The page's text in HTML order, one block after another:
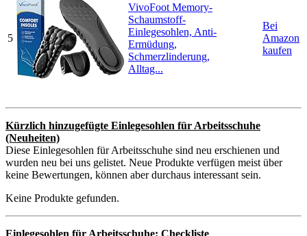
5
VivoFoot Memory-
Schaumstoff-
Einlegesohlen, Anti-
Ermüdung,
Schmerzlinderung,
Alltag...
Bei
Amazon
kaufen
Kürzlich hinzugefügte Einlegesohlen für Arbeitsschuhe
(Neuheiten)
Diese Einlegesohlen für Arbeitsschuhe sind neu erschienen und
wurden neu bei uns gelistet. Neue Produkte verfügen meist über
keine Bewertungen, können aber durchaus interessant sein.
Keine Produkte gefunden.
Einlegesohlen für Arbeitsschuhe: Checkliste